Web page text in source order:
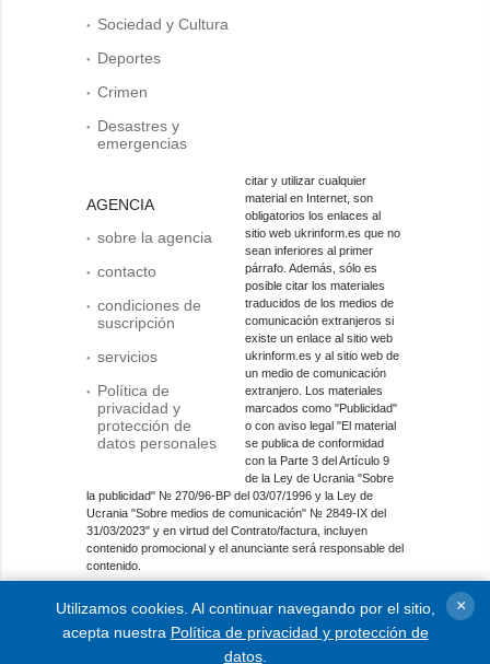
Sociedad y Cultura
Deportes
Crimen
Desastres y
emergencias
AGENCIA
sobre la agencia
contacto
condiciones de
suscripción
servicios
Política de
privacidad y
protección de
datos personales
citar y utilizar cualquier
material en Internet, son
obligatorios los enlaces al
sitio web ukrinform.es que no
sean inferiores al primer
párrafo. Además, sólo es
posible citar los materiales
traducidos de los medios de
comunicación extranjeros si
existe un enlace al sitio web
ukrinform.es y al sitio web de
un medio de comunicación
extranjero. Los materiales
marcados como "Publicidad"
o con aviso legal "El material
se publica de conformidad
con la Parte 3 del Artículo 9
de la Ley de Ucrania "Sobre
la publicidad" № 270/96-ВР del 03/07/1996 y la Ley de
Ucrania "Sobre medios de comunicación" № 2849-IX del
31/03/2023" y en virtud del Contrato/factura, incluyen
contenido promocional y el anunciante será responsable del
contenido.
Entidad de medios en línea; identificador de medios: R40-
01421.
© 2015-2026 Ukrinform. Todos los derechos reservados.
Utilizamos cookies. Al continuar navegando por el sitio,
acepta nuestra Política de privacidad y protección de
datos.
×